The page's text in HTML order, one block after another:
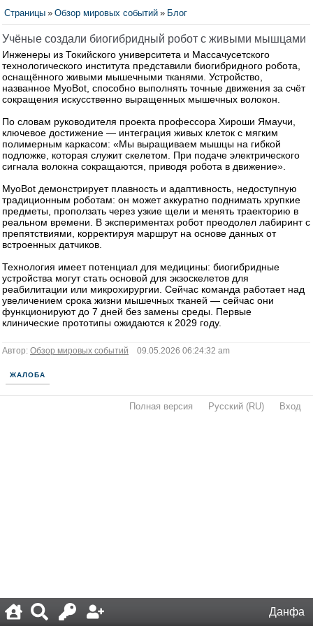
Данфа
Страницы » Обзор мировых событий » Блог
Учёные создали биогибридный робот с живыми мышцами
Инженеры из Токийского университета и Массачусетского
технологического института представили биогибридного робота,
оснащённого живыми мышечными тканями. Устройство,
названное MyoBot, способно выполнять точные движения за счёт
сокращения искусственно выращенных мышечных волокон.
По словам руководителя проекта профессора Хироши Ямаучи,
ключевое достижение — интеграция живых клеток с мягким
полимерным каркасом: «Мы выращиваем мышцы на гибкой
подложке, которая служит скелетом. При подаче электрического
сигнала волокна сокращаются, приводя робота в движение».
MyoBot демонстрирует плавность и адаптивность, недоступную
традиционным роботам: он может аккуратно поднимать хрупкие
предметы, проползать через узкие щели и менять траекторию в
реальном времени. В экспериментах робот преодолел лабиринт с
препятствиями, корректируя маршрут на основе данных от
встроенных датчиков.
Технология имеет потенциал для медицины: биогибридные
устройства могут стать основой для экзоскелетов для
реабилитации или микрохирургии. Сейчас команда работает над
увеличением срока жизни мышечных тканей — сейчас они
функционируют до 7 дней без замены среды. Первые
клинические прототипы ожидаются к 2029 году.
Автор: Обзор мировых событий 09.05.2026 06:24:32 am
ЖАЛОБА
Полная версия Русский (RU) Вход